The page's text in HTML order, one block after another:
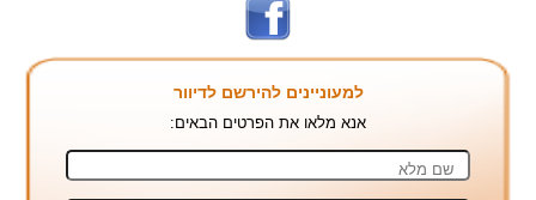
למעוניינים להירשם לדיוור
אנא מלאו את הפרטים הבאים: